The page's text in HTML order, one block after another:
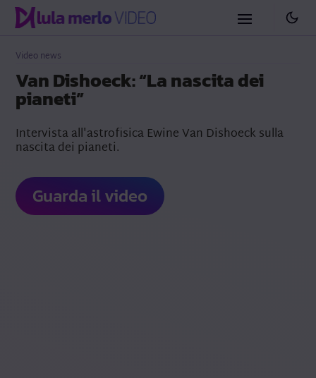
Video news
Van Dishoeck: “La nascita dei
pianeti”
Intervista all'astrofisica Ewine Van Dishoeck sulla
nascita dei pianeti.
Guarda il video